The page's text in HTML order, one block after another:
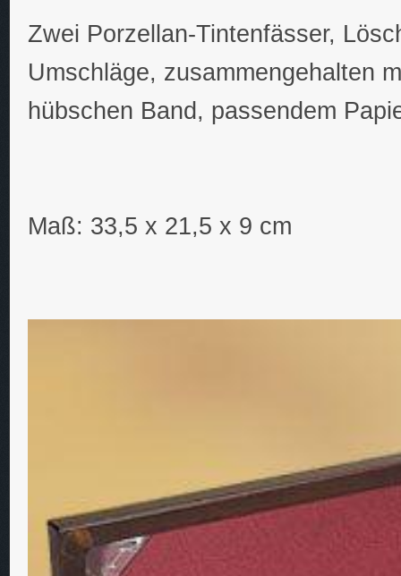
Zwei Porzellan-Tintenfässer,
Umschläge, zusammengehalten
hübschen Band, passendem
Maß: 33,5 x 21,5 x 9 cm